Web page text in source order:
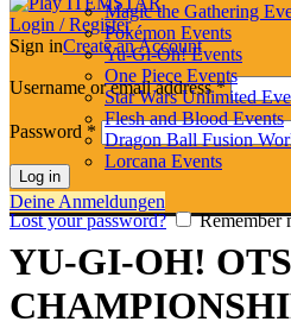
Login / Register
Sign inCreate an Account
Username or email address*
Password *
Log in
Lost your password? Remember
Magic the Gathering
Pokémon Events
Yu-Gi-Oh! Events
One Piece Events
Star Wars Unlimited
Flesh and Blood Events
Dragon Ball Fusion
Lorcana Events
Deine Anmeldungen
YU-GI-OH! OTS